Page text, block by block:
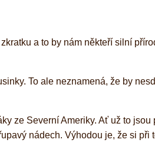
a to by nám někteří silní
To ale neznamená, že by
ze Severní Ameriky. Ať už to
nádech. Výhodou je, že si